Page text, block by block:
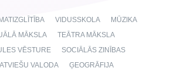
VIDUSSKOLA
MŪZIKA
MĀKSLA
TEĀTRA MĀKSLA
VĒSTURE
SOCIĀLĀS ZINĪBAS
VALODA
ĢEOGRĀFIJA